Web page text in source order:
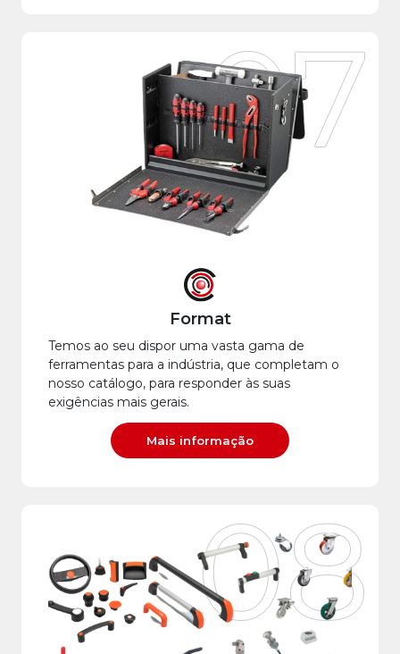
07
Format
Temos ao seu dispor uma vasta gama de
ferramentas para a indústria, que completam o
nosso catálogo, para responder às suas
exigências mais gerais.
Mais informação
08